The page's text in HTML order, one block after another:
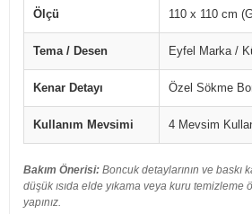
Ölçü 110 x 110 cm
Tema / Desen Eyfel Marka /
Kenar Detayı Özel Sökme
Kullanım Mevsimi 4 Mevsim
Bakım Önerisi: Boncuk detaylarının ve baskı
düşük ısıda elde yıkama veya kuru temizleme
yapınız.